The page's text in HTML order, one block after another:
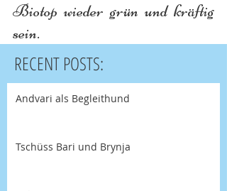
Biotop wieder grün und kräftig
sein.
RECENT POSTS:
Andvari als Begleithund
Tschüss Bari und Brynja